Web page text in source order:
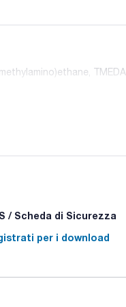
TMEDA
/ Scheda di Sicurezza
per i download